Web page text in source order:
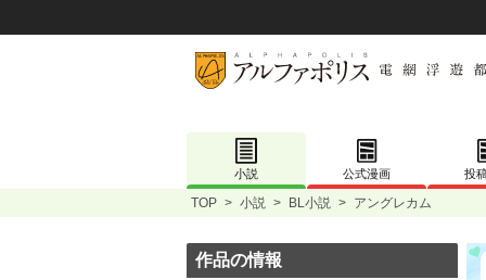
小説 公式漫画 投
TOP > 小説 > BL小説 > アングレカム
作品の情報